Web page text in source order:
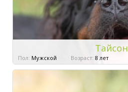
Тайсон
Пол: Мужской Возраст: 8 лет